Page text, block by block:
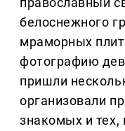
белоснежного
мраморных
фотографию
пришли
организовали
знакомых и тех,